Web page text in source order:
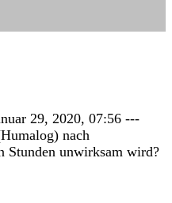
29, 2020, 07:56 ---
nach
Stunden unwirksam wird?